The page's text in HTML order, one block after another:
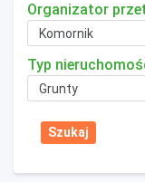
Organizator
Typ